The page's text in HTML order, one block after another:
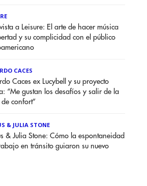
a Leisure: El arte de hacer música
y su complicidad con el público
CACES
Caces ex Lucybell y su proyecto
“Me gustan los desafíos y salir de la
confort”
& JULIA STONE
& Julia Stone: Cómo la espontaneidad
en tránsito guiaron su nuevo